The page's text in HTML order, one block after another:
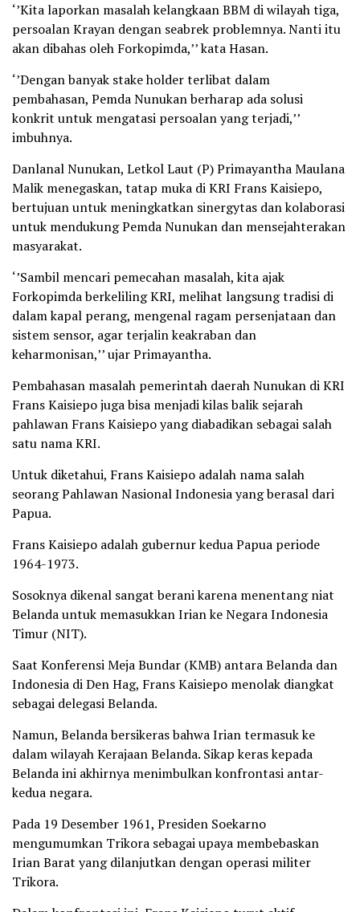
‘’Kita laporkan masalah kelangkaan BBM di wilayah tiga,
persoalan Krayan dengan seabrek problemnya. Nanti itu
akan dibahas oleh Forkopimda,’’ kata Hasan.
‘’Dengan banyak stake holder terlibat dalam
pembahasan, Pemda Nunukan berharap ada solusi
konkrit untuk mengatasi persoalan yang terjadi,’’
imbuhnya.
Danlanal Nunukan, Letkol Laut (P) Primayantha Maulana
Malik menegaskan, tatap muka di KRI Frans Kaisiepo,
bertujuan untuk meningkatkan sinergytas dan kolaborasi
untuk mendukung Pemda Nunukan dan mensejahterakan
masyarakat.
‘’Sambil mencari pemecahan masalah, kita ajak
Forkopimda berkeliling KRI, melihat langsung tradisi di
dalam kapal perang, mengenal ragam persenjataan dan
sistem sensor, agar terjalin keakraban dan
keharmonisan,’’ ujar Primayantha.
Pembahasan masalah pemerintah daerah Nunukan di KRI
Frans Kaisiepo juga bisa menjadi kilas balik sejarah
pahlawan Frans Kaisiepo yang diabadikan sebagai salah
satu nama KRI.
Untuk diketahui, Frans Kaisiepo adalah nama salah
seorang Pahlawan Nasional Indonesia yang berasal dari
Papua.
Frans Kaisiepo adalah gubernur kedua Papua periode
1964-1973.
Sosoknya dikenal sangat berani karena menentang niat
Belanda untuk memasukkan Irian ke Negara Indonesia
Timur (NIT).
Saat Konferensi Meja Bundar (KMB) antara Belanda dan
Indonesia di Den Hag, Frans Kaisiepo menolak diangkat
sebagai delegasi Belanda.
Namun, Belanda bersikeras bahwa Irian termasuk ke
dalam wilayah Kerajaan Belanda. Sikap keras kepada
Belanda ini akhirnya menimbulkan konfrontasi antar-
kedua negara.
Pada 19 Desember 1961, Presiden Soekarno
mengumumkan Trikora sebagai upaya membebaskan
Irian Barat yang dilanjutkan dengan operasi militer
Trikora.